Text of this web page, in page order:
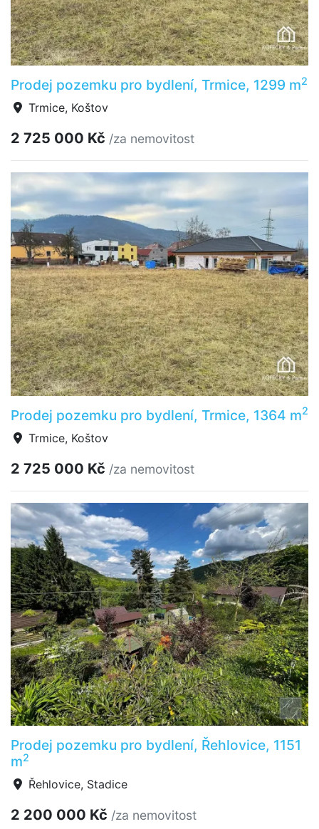
Prodej pozemku pro bydlení, Trmice, 1299 m2
Trmice, Koštov
2 725 000 Kč /za nemovitost
Prodej pozemku pro bydlení, Trmice, 1364 m2
Trmice, Koštov
2 725 000 Kč /za nemovitost
Prodej pozemku pro bydlení, Řehlovice, 1151
m2
Řehlovice, Stadice
2 200 000 Kč /za nemovitost